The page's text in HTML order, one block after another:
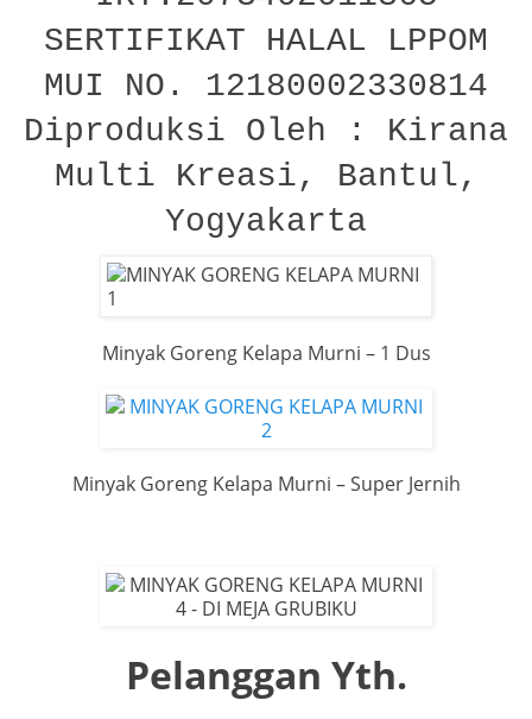
SERTIFIKAT HALAL LPPOM
MUI NO. 12180002330814
Diproduksi Oleh : Kirana
Multi Kreasi, Bantul,
Yogyakarta
Minyak Goreng Kelapa Murni – 1 Dus
Minyak Goreng Kelapa Murni – Super Jernih
Pelanggan Yth.